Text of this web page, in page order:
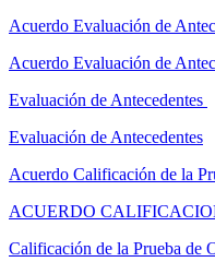
Acuerdo Evaluación de
Acuerdo Evaluación de
Evaluación de Antecedentes
Evaluación de Antecedentes
Acuerdo Calificación de la
ACUERDO
Calificación de la Prueba de